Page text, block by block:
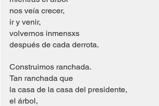
nos veía crecer,
ir y venir,
volvernos inmensxs
después de cada derrota.
Construimos ranchada.
Tan ranchada que
la casa de la casa del presidente,
el árbol,